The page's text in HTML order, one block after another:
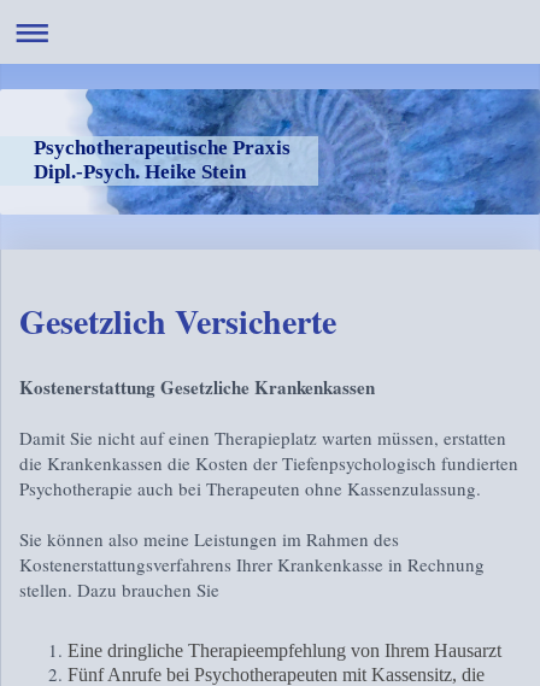
Psychotherapeutische Praxis
Dipl.-Psych. Heike Stein
Gesetzlich Versicherte
Kostenerstattung Gesetzliche Krankenkassen
Damit Sie nicht auf einen Therapieplatz warten müssen, erstatten
die Krankenkassen die Kosten der Tiefenpsychologisch fundierten
Psychotherapie auch bei Therapeuten ohne Kassenzulassung.
Sie können also meine Leistungen im Rahmen des
Kostenerstattungsverfahrens Ihrer Krankenkasse in Rechnung
stellen. Dazu brauchen Sie
Eine dringliche Therapieempfehlung von Ihrem Hausarzt
Fünf Anrufe bei Psychotherapeuten mit Kassensitz, die